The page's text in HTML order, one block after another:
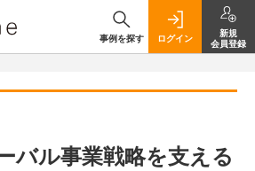
事例を探す ログイン
新規
会員登録
バル事業戦略を支える